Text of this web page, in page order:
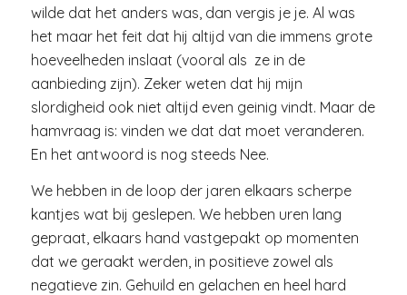
wilde dat het anders was, dan vergis je je. Al was
het maar het feit dat hij altijd van die immens grote
hoeveelheden inslaat (vooral als ze in de
aanbieding zijn). Zeker weten dat hij mijn
slordigheid ook niet altijd even geinig vindt. Maar de
hamvraag is: vinden we dat dat moet veranderen.
En het antwoord is nog steeds Nee.
We hebben in de loop der jaren elkaars scherpe
kantjes wat bij geslepen. We hebben uren lang
gepraat, elkaars hand vastgepakt op momenten
dat we geraakt werden, in positieve zowel als
negatieve zin. Gehuild en gelachen en heel hard